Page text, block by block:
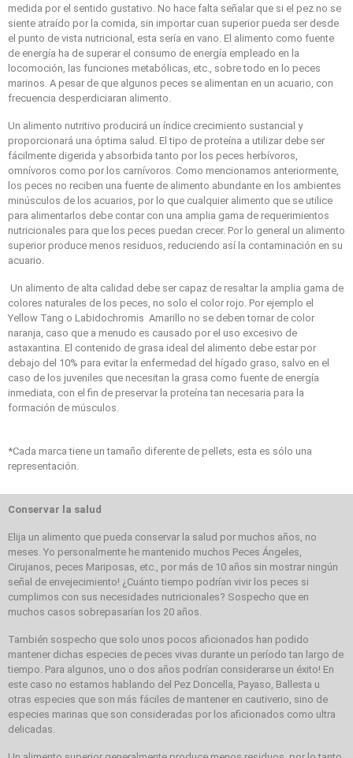
medida por el sentido gustativo. No hace falta señalar que si el pez no se
siente atraído por la comida, sin importar cuan superior pueda ser desde
el punto de vista nutricional, esta sería en vano. El alimento como fuente
de energía ha de superar el consumo de energía empleado en la
locomoción, las funciones metabólicas, etc., sobre todo en lo peces
marinos. A pesar de que algunos peces se alimentan en un acuario, con
frecuencia desperdiciaran alimento.
Un alimento nutritivo producirá un índice crecimiento sustancial y
proporcionará una óptima salud. El tipo de proteína a utilizar debe ser
fácilmente digerida y absorbida tanto por los peces herbívoros,
omnívoros como por los carnívoros. Como mencionamos anteriormente,
los peces no reciben una fuente de alimento abundante en los ambientes
minúsculos de los acuarios, por lo que cualquier alimento que se utilice
para alimentarlos debe contar con una amplia gama de requerimientos
nutricionales para que los peces puedan crecer. Por lo general un alimento
superior produce menos residuos, reduciendo así la contaminación en su
acuario.
Un alimento de alta calidad debe ser capaz de resaltar la amplia gama de
colores naturales de los peces, no solo el color rojo. Por ejemplo el
Yellow Tang o Labidochromis Amarillo no se deben tornar de color
naranja, caso que a menudo es causado por el uso excesivo de
astaxantina. El contenido de grasa ideal del alimento debe estar por
debajo del 10% para evitar la enfermedad del hígado graso, salvo en el
caso de los juveniles que necesitan la grasa como fuente de energía
inmediata, con el fin de preservar la proteína tan necesaria para la
formación de músculos.
*Cada marca tiene un tamaño diferente de pellets, esta es sólo una
representación.
Conservar la salud
Elija un alimento que pueda conservar la salud por muchos años, no
meses. Yo personalmente he mantenido muchos Peces Ángeles,
Cirujanos, peces Mariposas, etc., por más de 10 años sin mostrar ningún
señal de envejecimiento! ¿Cuánto tiempo podrían vivir los peces si
cumplimos con sus necesidades nutricionales? Sospecho que en
muchos casos sobrepasarían los 20 años.
También sospecho que solo unos pocos aficionados han podido
mantener dichas especies de peces vivas durante un período tan largo de
tiempo. Para algunos, uno o dos años podrían considerarse un éxito! En
este caso no estamos hablando del Pez Doncella, Payaso, Ballesta u
otras especies que son más fáciles de mantener en cautiverio, sino de
especies marinas que son consideradas por los aficionados como ultra
delicadas.